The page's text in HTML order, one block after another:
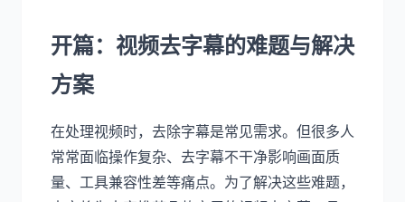
开篇：视频去字幕的难题与解决
方案
在处理视频时，去除字幕是常见需求。但很多人
常常面临操作复杂、去字幕不干净影响画面质
量、工具兼容性差等痛点。为了解决这些难题，